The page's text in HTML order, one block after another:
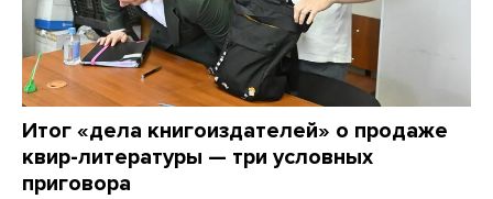
Итог «дела книгоиздателей» о продаже
квир-литературы — три условных
приговора